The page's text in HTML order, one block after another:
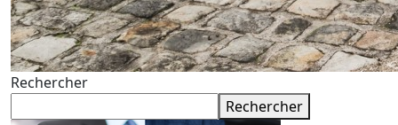
Rechercher
Rechercher